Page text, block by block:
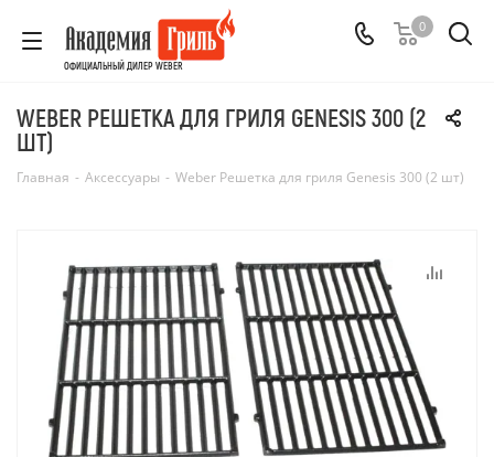
ОФИЦИАЛЬНЫЙ ДИЛЕР WEBER
0
WEBER РЕШЕТКА ДЛЯ ГРИЛЯ GENESIS 300 (2
ШТ)
Главная - Аксессуары - Weber Решетка для гриля Genesis 300 (2 шт)